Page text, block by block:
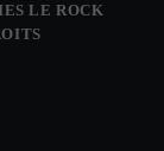
LE ROCK